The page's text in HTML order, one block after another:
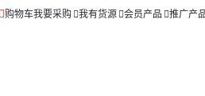
购物车我要采购 我有货源 会员产品 推广产